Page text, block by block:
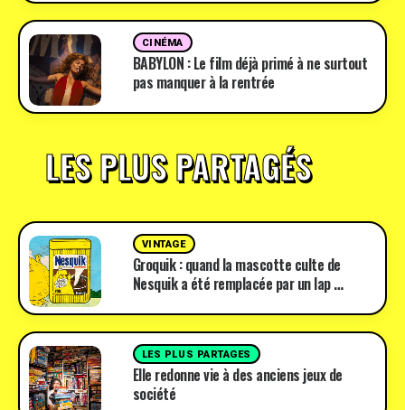
CINÉMA
BABYLON : Le film déjà primé à ne surtout
pas manquer à la rentrée
LES PLUS PARTAGÉS
VINTAGE
Groquik : quand la mascotte culte de
Nesquik a été remplacée par un lap …
LES PLUS PARTAGES
Elle redonne vie à des anciens jeux de
société